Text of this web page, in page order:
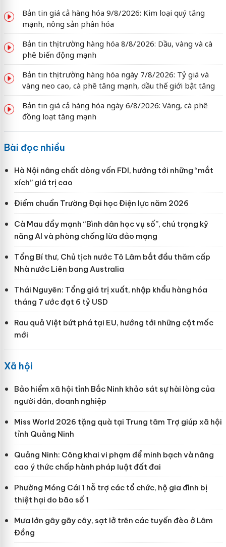
Bản tin giá cả hàng hóa 9/8/2026: Kim loại quý tăng
mạnh, nông sản phân hóa
Bản tin thị trường hàng hóa 8/8/2026: Dầu, vàng và cà
phê biến động mạnh
Bản tin thị trường hàng hóa ngày 7/8/2026: Tỷ giá và
vàng neo cao, cà phê tăng mạnh, dầu thế giới bật tăng
Bản tin giá cả hàng hóa ngày 6/8/2026: Vàng, cà phê
đồng loạt tăng mạnh
Bài đọc nhiều
Hà Nội nâng chất dòng vốn FDI, hướng tới những “mắt
xích” giá trị cao
Điểm chuẩn Trường Đại học Điện lực năm 2026
Cà Mau đẩy mạnh “Bình dân học vụ số”, chú trọng kỹ
năng AI và phòng chống lừa đảo mạng
Tổng Bí thư, Chủ tịch nước Tô Lâm bắt đầu thăm cấp
Nhà nước Liên bang Australia
Thái Nguyên: Tổng giá trị xuất, nhập khẩu hàng hóa
tháng 7 ước đạt 6 tỷ USD
Rau quả Việt bứt phá tại EU, hướng tới những cột mốc
mới
Xã hội
Bảo hiểm xã hội tỉnh Bắc Ninh khảo sát sự hài lòng của
người dân, doanh nghiệp
Miss World 2026 tặng quà tại Trung tâm Trợ giúp xã hội
tỉnh Quảng Ninh
Quảng Ninh: Công khai vi phạm để minh bạch và nâng
cao ý thức chấp hành pháp luật đất đai
Phường Móng Cái 1 hỗ trợ các tổ chức, hộ gia đình bị
thiệt hại do bão số 1
Mưa lớn gây gãy cây, sạt lở trên các tuyến đèo ở Lâm
Đồng